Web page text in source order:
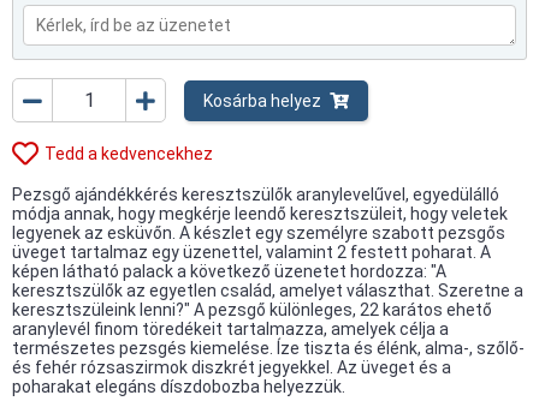
Kosárba helyez
Tedd a kedvencekhez
Pezsgő ajándékkérés keresztszülők aranylevelűvel, egyedülálló
módja annak, hogy megkérje leendő keresztszüleit, hogy veletek
legyenek az esküvőn. A készlet egy személyre szabott pezsgős
üveget tartalmaz egy üzenettel, valamint 2 festett poharat. A
képen látható palack a következő üzenetet hordozza: "A
keresztszülők az egyetlen család, amelyet választhat. Szeretne a
keresztszüleink lenni?" A pezsgő különleges, 22 karátos ehető
aranylevél finom töredékeit tartalmazza, amelyek célja a
természetes pezsgés kiemelése. Íze tiszta és élénk, alma-, szőlő-
és fehér rózsaszirmok diszkrét jegyekkel. Az üveget és a
poharakat elegáns díszdobozba helyezzük.